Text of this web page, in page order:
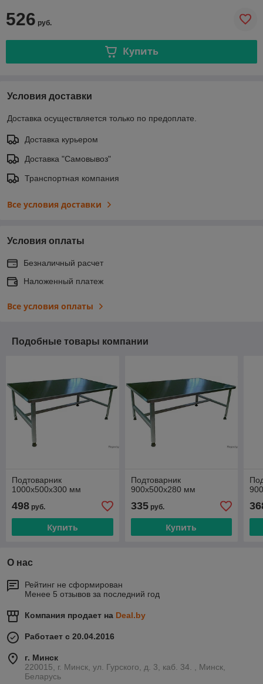
526 руб.
Купить
Условия доставки
Доставка осуществляется только по предоплате.
Доставка курьером
Доставка "Самовывоз"
Транспортная компания
Все условия доставки
Условия оплаты
Безналичный расчет
Наложенный платеж
Все условия оплаты
Подобные товары компании
Подтоварник
1000х500х300 мм
498 руб.
Купить
Подтоварник
900х500х280 мм
335руб.
Купить
О нас
Рейтинг не сформирован
Менее 5 отзывов за последний год
Компания продает на Deal.by
Работает с 20.04.2016
г. Минск
220015, г. Минск, ул. Гурского, д. 3, каб. 34. , Минск,
Беларусь